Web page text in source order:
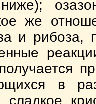
же
и рибоза,
в
сладкое